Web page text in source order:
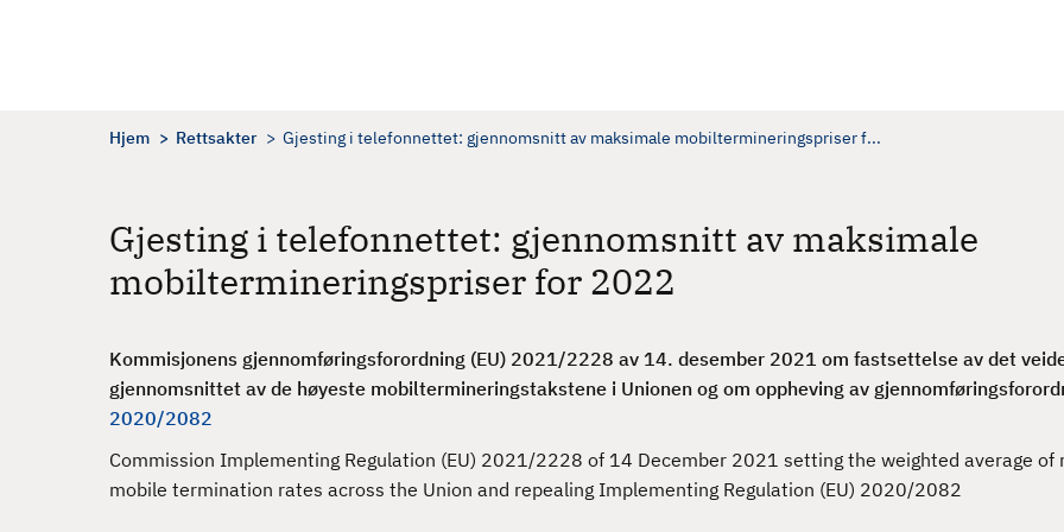
Hjem Rettsakter Gjesting i telefonnettet: gjennomsnitt av maksimale mobiltermineringspriser f...
Gjesting i telefonnettet: gjennomsnitt av maksimale
mobiltermineringspriser for 2022
Kommisjonens gjennomføringsforordning (EU) 2021/2228 av 14. desember 2021 om fastsettelse av det
gjennomsnittet av de høyeste mobiltermineringstakstene i Unionen og om oppheving av
2020/2082
Commission Implementing Regulation (EU) 2021/2228 of 14 December 2021 setting the weighted average of
mobile termination rates across the Union and repealing Implementing Regulation (EU) 2020/2082